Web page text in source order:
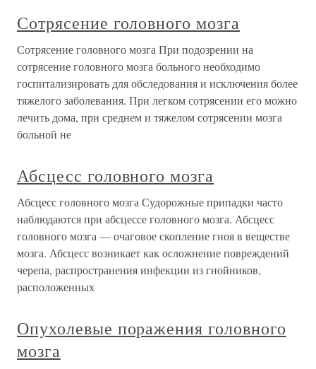
Сотрясение головного мозга
Сотрясение головного мозга При подозрении на
сотрясение головного мозга больного необходимо
госпитализировать для обследования и исключения более
тяжелого заболевания. При легком сотрясении его можно
лечить дома, при среднем и тяжелом сотрясении мозга
больной не
Абсцесс головного мозга
Абсцесс головного мозга Судорожные припадки часто
наблюдаются при абсцессе головного мозга. Абсцесс
головного мозга — очаговое скопление гноя в веществе
мозга. Абсцесс возникает как осложнение повреждений
черепа, распространения инфекции из гнойников,
расположенных
Опухолевые поражения головного
мозга